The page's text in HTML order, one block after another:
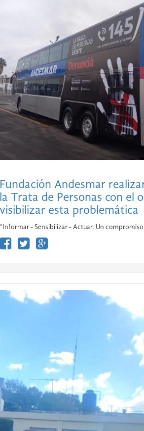
Fundación Andesmar
la Trata de Personas con el
visibilizar esta problemática
“Informar - Sensibilizar - Actuar. Un